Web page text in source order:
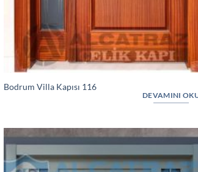
Bodrum Villa Kapısı 116
DEVAMINI